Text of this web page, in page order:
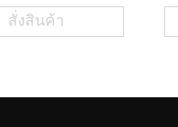
สั่งสินค้า